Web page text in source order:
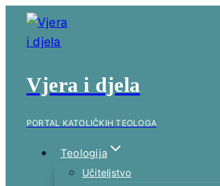
Skip
content
Vjera i djela
PORTAL KATOLIČKIH TEOLOGA
Teologija
Učiteljstvo